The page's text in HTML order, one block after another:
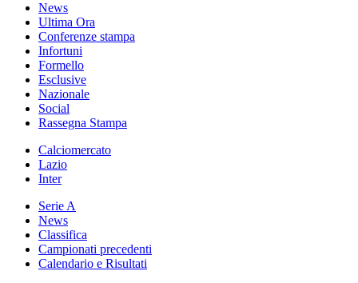
News
Ultima Ora
Conferenze stampa
Infortuni
Formello
Esclusive
Nazionale
Social
Rassegna Stampa
Calciomercato
Lazio
Inter
Serie A
News
Classifica
Campionati precedenti
Calendario e Risultati